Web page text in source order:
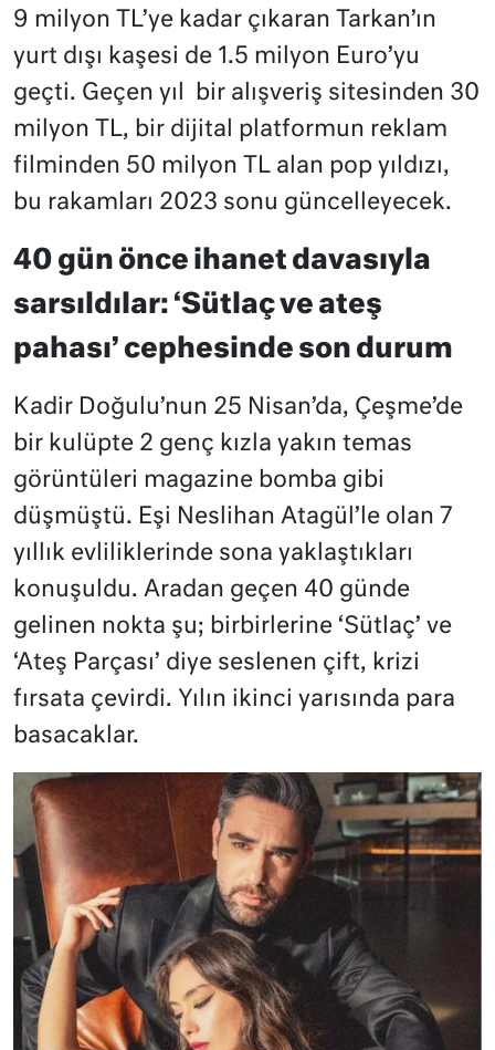
9 milyon TL’ye kadar çıkaran Tarkan’ın
yurt dışı kaşesi de 1.5 milyon Euro’yu
geçti. Geçen yıl bir alışveriş sitesinden 30
milyon TL, bir dijital platformun reklam
filminden 50 milyon TL alan pop yıldızı,
bu rakamları 2023 sonu güncelleyecek.
40 gün önce ihanet davasıyla
sarsıldılar: ‘Sütlaç ve ateş
pahası’ cephesinde son durum
Kadir Doğulu’nun 25 Nisan’da, Çeşme’de
bir kulüpte 2 genç kızla yakın temas
görüntüleri magazine bomba gibi
düşmüştü. Eşi Neslihan Atagül’le olan 7
yıllık evliliklerinde sona yaklaştıkları
konuşuldu. Aradan geçen 40 günde
gelinen nokta şu; birbirlerine ‘Sütlaç’ ve
‘Ateş Parçası’ diye seslenen çift, krizi
fırsata çevirdi. Yılın ikinci yarısında para
basacaklar.